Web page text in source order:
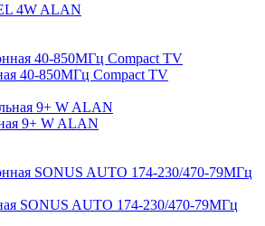
4W ALAN
40-850МГц Compact TV
9+ W ALAN
SONUS AUTO 174-230/470-79МГц